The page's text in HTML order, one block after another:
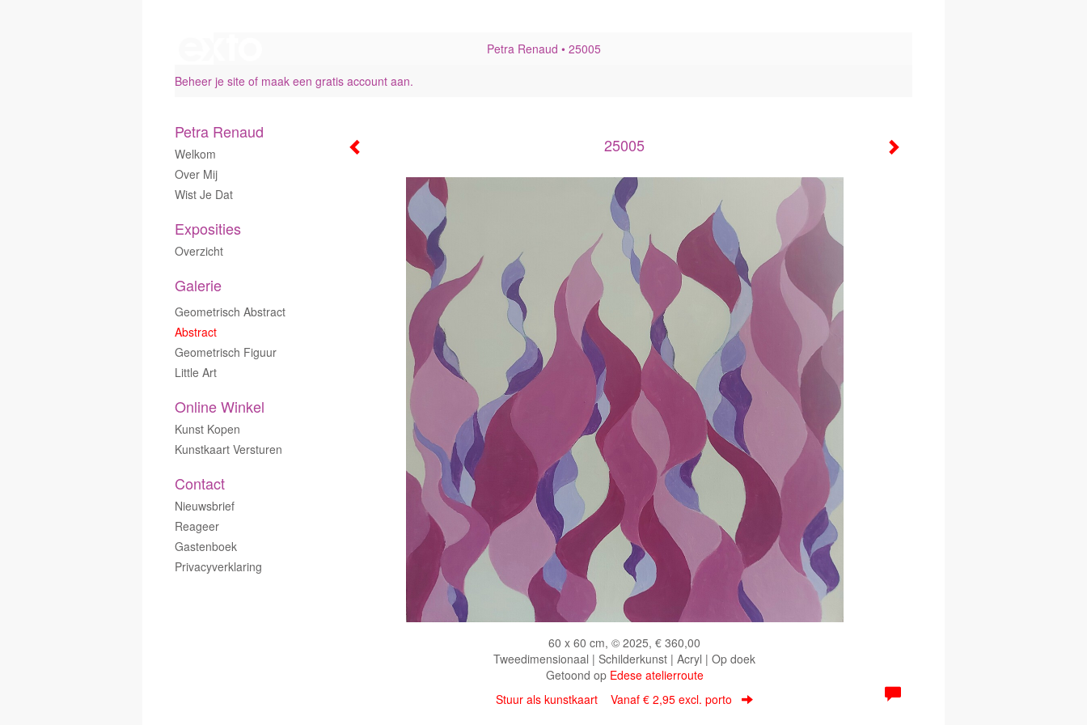
Petra Renaud
25005
Beheer je site of maak een gratis account aan.
25005
60 x 60 cm, © 2025, € 360,00
Tweedimensionaal | Schilderkunst | Acryl | Op doek
Getoond op Edese atelierroute
Stuur als kunstkaart Vanaf € 2,95 excl. porto
Petra Renaud
Welkom
Over Mij
Wist Je Dat
Exposities
Overzicht
Galerie
Geometrisch Abstract
Abstract
Geometrisch Figuur
Little Art
Online Winkel
Kunst Kopen
Kunstkaart Versturen
Contact
Nieuwsbrief
Reageer
Gastenboek
Privacyverklaring